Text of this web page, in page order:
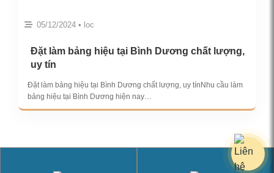
05/12/2024 • loc
Đặt làm bảng hiệu tại Bình Dương chất lượng,
uy tín
Đặt làm bảng hiệu tại Bình Dương chất lượng, uy tínNhu cầu làm
bảng hiệu tại Bình Dương hiện nay…